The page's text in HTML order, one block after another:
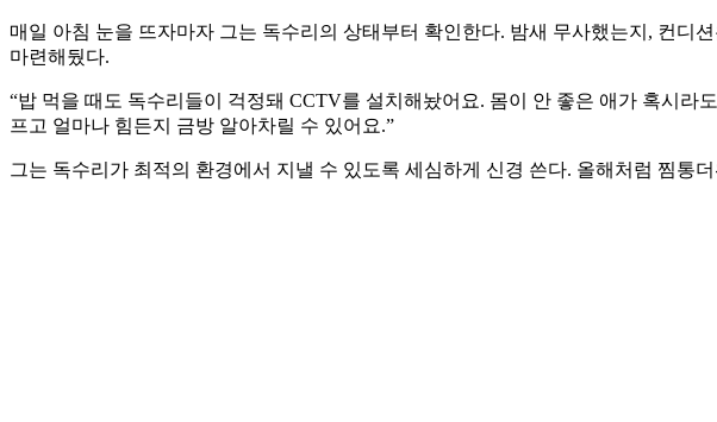
매일 아침 눈을 뜨자마자 그는 독수리의 상태부터 확인한다. 밤새 무사했는지, 컨디
마련해뒀다.
“밥 먹을 때도 독수리들이 걱정돼 CCTV를 설치해놨어요. 몸이 안 좋은 애가 혹시
프고 얼마나 힘든지 금방 알아차릴 수 있어요.”
그는 독수리가 최적의 환경에서 지낼 수 있도록 세심하게 신경 쓴다. 올해처럼 찜통